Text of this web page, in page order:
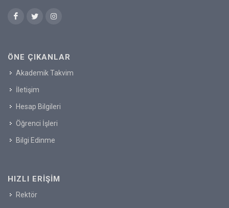
ÖNE ÇIKANLAR
Akademik Takvim
İletişim
Hesap Bilgileri
Öğrenci İşleri
Bilgi Edinme
HIZLI ERIŞIM
Rektör